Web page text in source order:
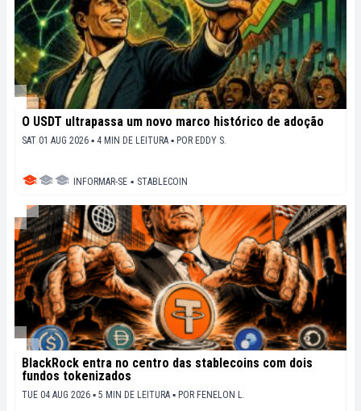
O USDT ultrapassa um novo marco histórico de adoção
SAT 01 AUG 2026 ▪ 4 MIN DE LEITURA ▪ POR EDDY S.
INFORMAR-SE ▪ STABLECOIN
BlackRock entra no centro das stablecoins com dois
fundos tokenizados
TUE 04 AUG 2026 ▪ 5 MIN DE LEITURA ▪ POR FENELON L.